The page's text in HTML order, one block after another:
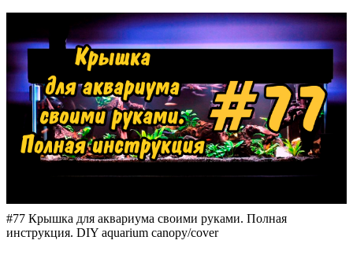
#77 Крышка для аквариума своими руками. Полная
инструкция. DIY aquarium canopy/cover